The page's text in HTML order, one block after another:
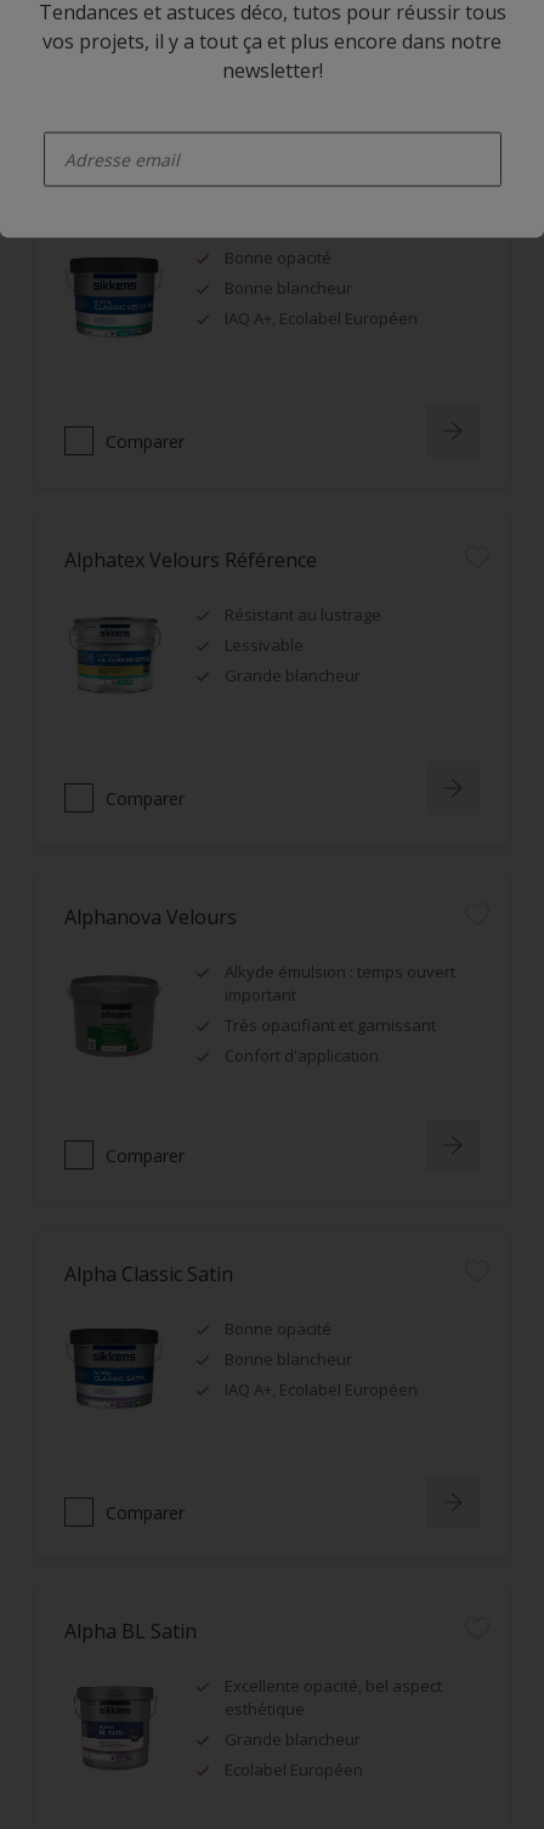
Bonne opacité
Bonne blancheur
IAQ A+, Ecolabel Européen
Comparer
Alphatex Velours Référence
Résistant au lustrage
Lessivable
Grande blancheur
Comparer
Alphanova Velours
Alkyde émulsion : temps ouvert
important
Très opacifiant et garnissant
Confort d'application
Comparer
Alpha Classic Satin
Bonne opacité
Bonne blancheur
IAQ A+, Ecolabel Européen
Comparer
Alpha BL Satin
Excellente opacité, bel aspect
esthétique
Grande blancheur
Ecolabel Européen
Tendances et astuces déco, tutos pour réussir tous
vos projets, il y a tout ça et plus encore dans notre
newsletter!